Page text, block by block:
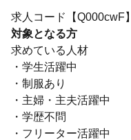
求人コード【Q000cwF】
対象となる方
求めている人材
・学生活躍中
・制服あり
・主婦・主夫活躍中
・学歴不問
・フリーター活躍中